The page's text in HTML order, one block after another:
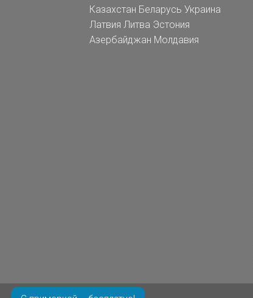
Казахстан Беларусь Украина
Латвия Литва Эстония
Азербайджан Молдавия